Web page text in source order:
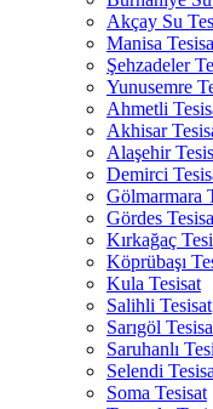
Akçay Su
Manisa
Şehzadeler
Yunusemre
Ahmetli
Akhisar
Alaşehir
Demirci
Gölmarmara
Gördes
Kırkağaç
Köprübaşı
Kula Tesisat
Salihli Tesisat
Sarıgöl
Saruhanlı
Selendi
Soma Tesisat